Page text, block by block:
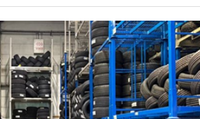
største delen, i tillegg til
innen olje og
i Norge tok initiativ til at det ble dannet
gruppe i H YDAC. Denne gruppen
sammen med blant
Brasil, Nederland og
mye med olje og gass.